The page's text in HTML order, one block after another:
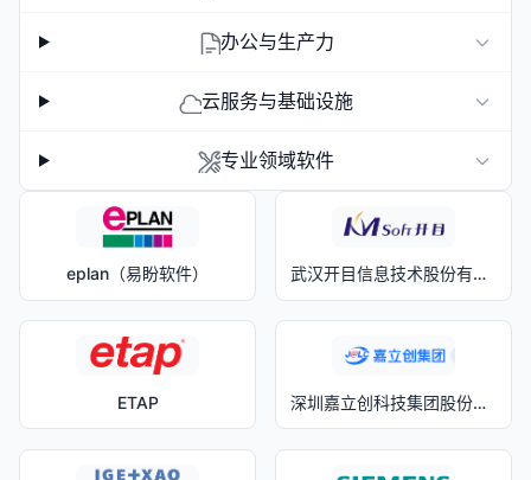
办公与生产力
云服务与基础设施
专业领域软件
eplan（易盼软件） 武汉开目信息技术股份有限公司
ETAP 深圳嘉立创科技集团股份有限公司